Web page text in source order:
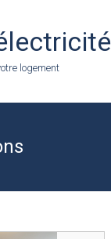
logement